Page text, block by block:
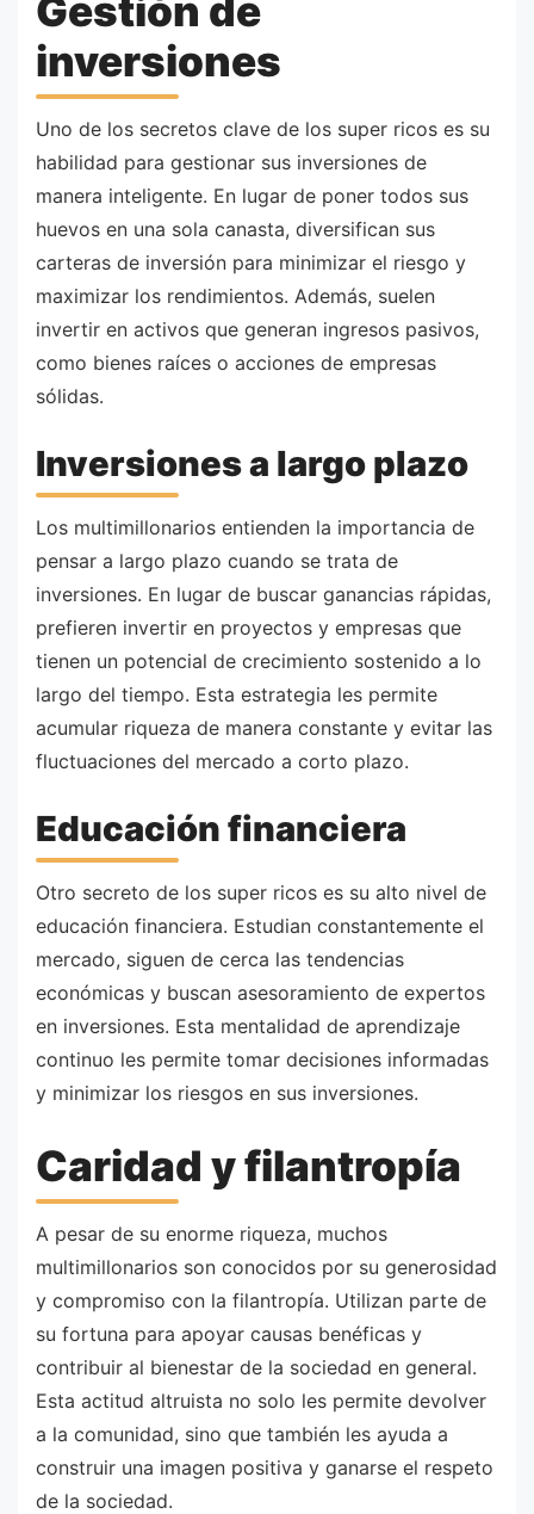
Gestión de
inversiones
Uno de los secretos clave de los super ricos es su
habilidad para gestionar sus inversiones de
manera inteligente. En lugar de poner todos sus
huevos en una sola canasta, diversifican sus
carteras de inversión para minimizar el riesgo y
maximizar los rendimientos. Además, suelen
invertir en activos que generan ingresos pasivos,
como bienes raíces o acciones de empresas
sólidas.
Inversiones a largo plazo
Los multimillonarios entienden la importancia de
pensar a largo plazo cuando se trata de
inversiones. En lugar de buscar ganancias rápidas,
prefieren invertir en proyectos y empresas que
tienen un potencial de crecimiento sostenido a lo
largo del tiempo. Esta estrategia les permite
acumular riqueza de manera constante y evitar las
fluctuaciones del mercado a corto plazo.
Educación financiera
Otro secreto de los super ricos es su alto nivel de
educación financiera. Estudian constantemente el
mercado, siguen de cerca las tendencias
económicas y buscan asesoramiento de expertos
en inversiones. Esta mentalidad de aprendizaje
continuo les permite tomar decisiones informadas
y minimizar los riesgos en sus inversiones.
Caridad y filantropía
A pesar de su enorme riqueza, muchos
multimillonarios son conocidos por su generosidad
y compromiso con la filantropía. Utilizan parte de
su fortuna para apoyar causas benéficas y
contribuir al bienestar de la sociedad en general.
Esta actitud altruista no solo les permite devolver
a la comunidad, sino que también les ayuda a
construir una imagen positiva y ganarse el respeto
de la sociedad.